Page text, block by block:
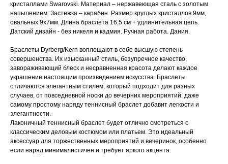
кристаллами Swarovski. Материал – нержавеющая сталь с золотым
напылением. Застежка – карабин. Размер круглых кристаллов 9мм,
овальных 9х7мм. Длина браслета 16,5 см + удлинительная цепь.
Датский дизайн - без никеля и кадмия. Ручная работа. Дания.
Браслеты Dyrberg/Kern воплощают в себе высшую степень
совершенства. Их изысканный стиль, безупречное качество,
завораживающий блеск и несравненная красота делают каждое
украшение настоящим произведением искусства. Браслеты
отличаются элегантным стилем, который подходит для разных
случаев, от повседневной носки до вечерних мероприятий: даже
самому простому наряду теннисный браслет добавит легкости и
элегантности.
Лаконичный теннисный браслет будет отлично смотреться с
классическим деловым костюмом или платьем. Это идеальный
аксессуар для торжественных мероприятий и вечеринок, особенно
если наряд минималистичен и требует яркого акцента.